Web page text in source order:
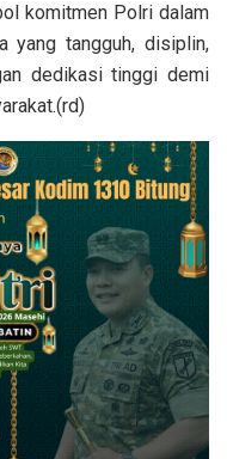
komitmen Polri dalam
yang tangguh, disiplin,
dedikasi tinggi demi